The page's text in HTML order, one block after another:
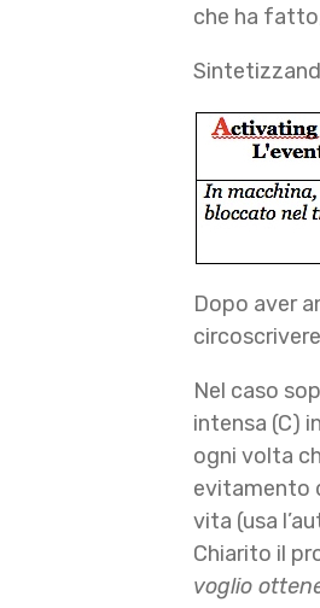
che ha
Dopo aver
Nel caso
intensa (C)
ogni volta
evitamento
vita (usa
Chiarito il
voglio